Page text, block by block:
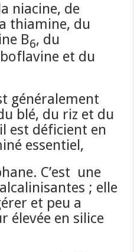
niacine, de
thiamine, du
B6, du
et du
généralement
blé, du riz et du
est déficient en
essentiel,
C’est une
; elle
et peu a
élevée en silice